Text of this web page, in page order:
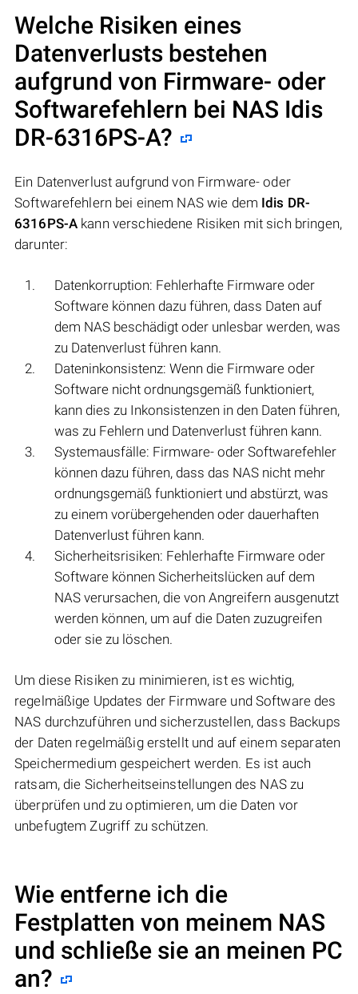
Welche Risiken eines
Datenverlusts bestehen
aufgrund von Firmware- oder
Softwarefehlern bei NAS Idis
DR-6316PS-A?
Ein Datenverlust aufgrund von Firmware- oder
Softwarefehlern bei einem NAS wie dem Idis DR-
6316PS-A kann verschiedene Risiken mit sich bringen,
darunter:
Datenkorruption: Fehlerhafte Firmware oder
Software können dazu führen, dass Daten auf
dem NAS beschädigt oder unlesbar werden, was
zu Datenverlust führen kann.
Dateninkonsistenz: Wenn die Firmware oder
Software nicht ordnungsgemäß funktioniert,
kann dies zu Inkonsistenzen in den Daten führen,
was zu Fehlern und Datenverlust führen kann.
Systemausfälle: Firmware- oder Softwarefehler
können dazu führen, dass das NAS nicht mehr
ordnungsgemäß funktioniert und abstürzt, was
zu einem vorübergehenden oder dauerhaften
Datenverlust führen kann.
Sicherheitsrisiken: Fehlerhafte Firmware oder
Software können Sicherheitslücken auf dem
NAS verursachen, die von Angreifern ausgenutzt
werden können, um auf die Daten zuzugreifen
oder sie zu löschen.
Um diese Risiken zu minimieren, ist es wichtig,
regelmäßige Updates der Firmware und Software des
NAS durchzuführen und sicherzustellen, dass Backups
der Daten regelmäßig erstellt und auf einem separaten
Speichermedium gespeichert werden. Es ist auch
ratsam, die Sicherheitseinstellungen des NAS zu
überprüfen und zu optimieren, um die Daten vor
unbefugtem Zugriff zu schützen.
Wie entferne ich die
Festplatten von meinem NAS
und schließe sie an meinen PC
an?